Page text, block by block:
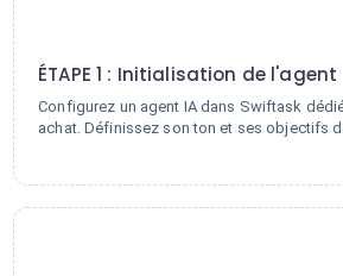
ÉTAPE 1 : Initialisation de l'agent
Configurez un agent IA dans Swiftask
achat. Définissez son ton et ses objectifs